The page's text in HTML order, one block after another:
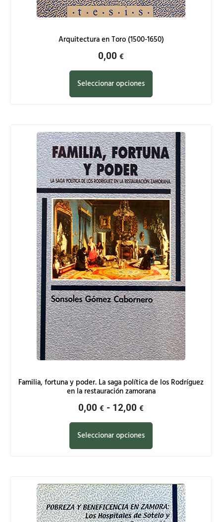
Arquitectura en Toro (1500-1650)
0,00 €
Seleccionar opciones
Familia, fortuna y poder. La saga política de los Rodríguez
en la restauración zamorana
0,00 € - 12,00 €
Seleccionar opciones